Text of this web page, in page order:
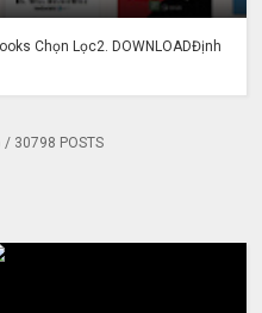
Chọn Lọc2. DOWNLOADĐịnh
/ 30798 POSTS